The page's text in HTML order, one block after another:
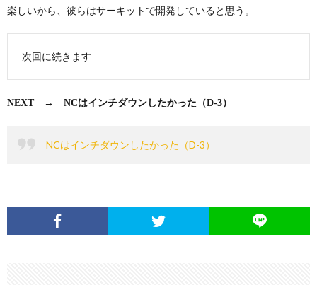
楽しいから、彼らはサーキットで開発していると思う。
次回に続きます
NEXT → NCはインチダウンしたかった（D-3）
NCはインチダウンしたかった（D-3）